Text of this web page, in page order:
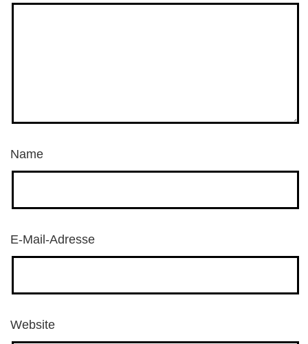
Name
E-Mail-Adresse
Website